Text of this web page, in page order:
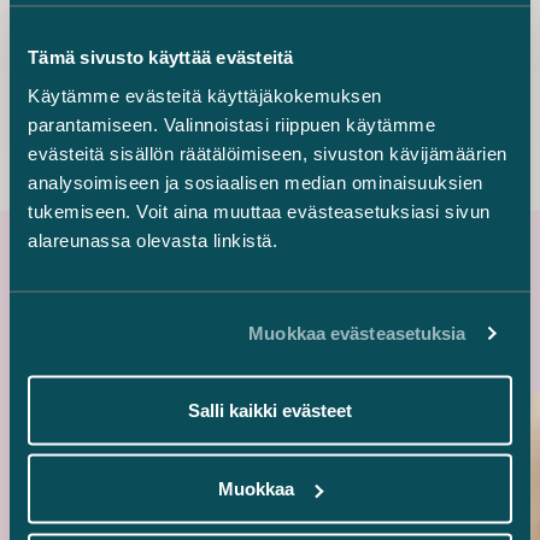
Tämä sivusto käyttää evästeitä
Käytämme evästeitä käyttäjäkokemuksen
parantamiseen. Valinnoistasi riippuen käytämme
evästeitä sisällön räätälöimiseen, sivuston kävijämäärien
analysoimiseen ja sosiaalisen median ominaisuuksien
tukemiseen. Voit aina muuttaa evästeasetuksiasi sivun
alareunassa olevasta linkistä.
Muokkaa evästeasetuksia
Salli kaikki evästeet
Muokkaa
Associate
+358 50 362 3094
sari.suutari@castren.fi
Uusimmat referenssit